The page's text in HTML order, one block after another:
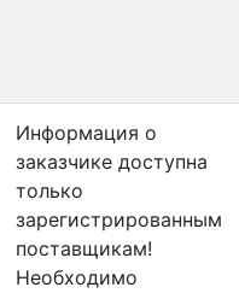
Информация о
заказчике доступна
только
зарегистрированным
поставщикам!
Необходимо